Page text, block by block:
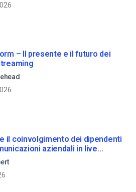
– Il presente e il futuro dei
il coinvolgimento dei dipendenti
aziendali in live